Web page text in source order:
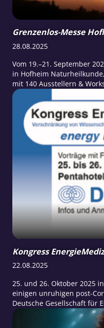
Grenzenlos-Messe
28.08.2025
Vom 19.–21. September
in Hofheim
mit 140 Ausstellern &
Kongress
22.08.2025
25. und 26. Oktober 2025
einigen unruhigen post-
Deutsche Gesellschaft für
InformationsMedizin
Präsenzkongress,